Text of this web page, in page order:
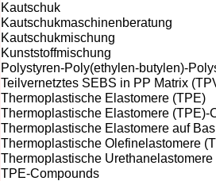
Kautschuk
Kautschukmaschinenberatung
Kautschukmischung
Kunststoffmischung
Polystyren-Poly(ethylen-butylen)-
Teilvernetztes SEBS in PP Matrix
Thermoplastische Elastomere (TPE)
Thermoplastische Elastomere (TPE)-
Thermoplastische Elastomere auf
Thermoplastische Olefinelastomere
Thermoplastische Urethanelastomere
TPE-Compounds